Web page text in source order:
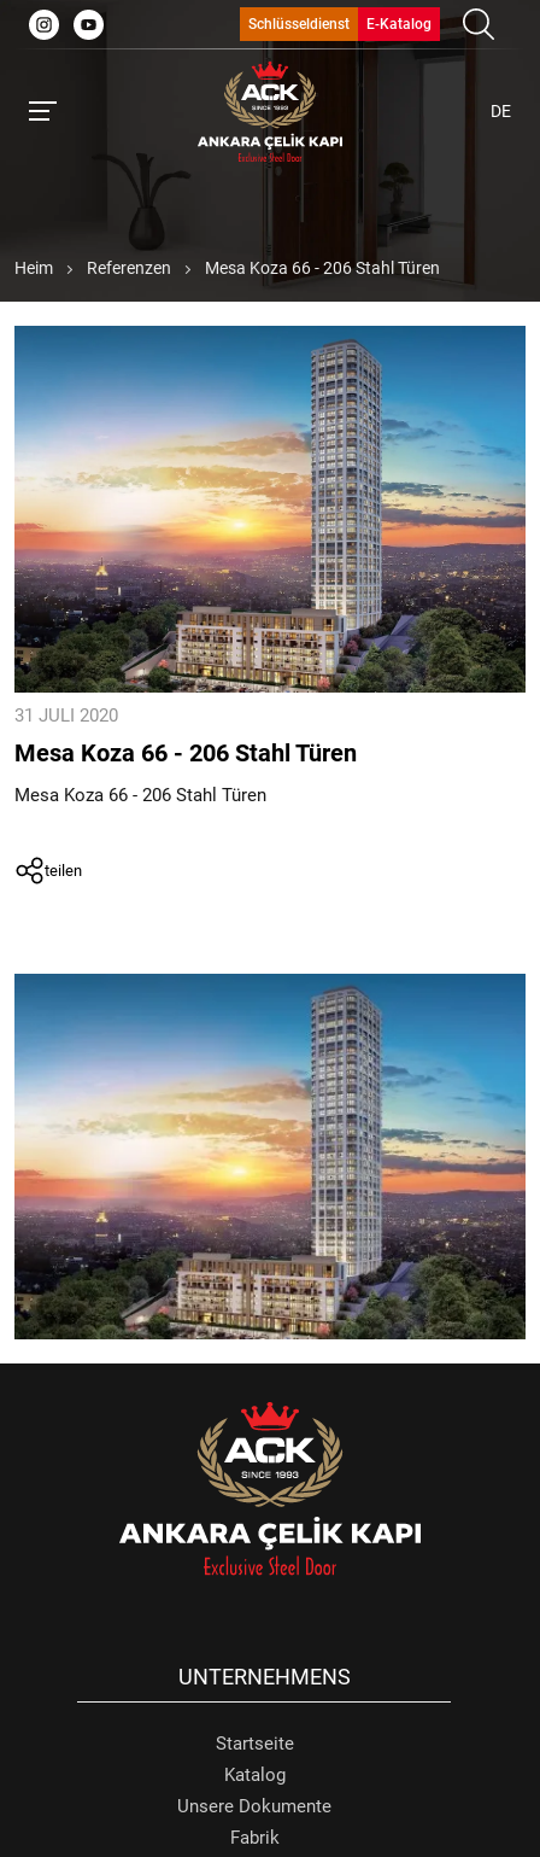
Schlüsseldienst E-Katalog
DE
Heim Referenzen Mesa Koza 66 - 206 Stahl Türen
31 JULI 2020
Mesa Koza 66 - 206 Stahl Türen
Mesa Koza 66 - 206 Stahl Türen
teilen
UNTERNEHMENS
Startseite
Katalog
Unsere Dokumente
Fabrik